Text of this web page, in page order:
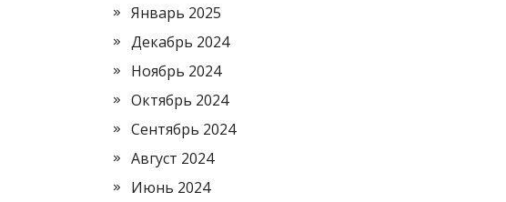
Январь 2025
Декабрь 2024
Ноябрь 2024
Октябрь 2024
Сентябрь 2024
Август 2024
Июнь 2024